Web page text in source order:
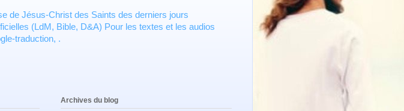
de Jésus-Christ des Saints des derniers jours
(LdM, Bible, D&A) Pour les textes et les audios
traduction, .
Archives du blog